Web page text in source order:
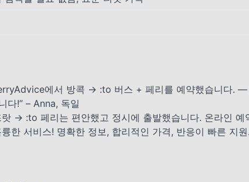
에서 방콕 → :to 버스 + 페리를 예약했습니다. —
다!” – Anna, 독일
랏 → :to 페리는 편안했고 정시에 출발했습니다. 온라인 예
륭한 서비스! 명확한 정보, 합리적인 가격, 반응이 빠른 지